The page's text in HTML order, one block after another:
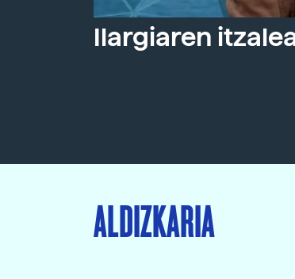
Ilargiaren
ALDIZKARIA